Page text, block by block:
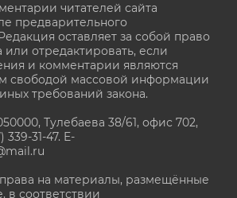
читателей сайта
предварительного
оставляет за собой право
или отредактировать, если
и комментарии являются
свободой массовой информации
требований закона.
Тулебаева 38/61, офис 702,
339-31-47. E-
на материалы, размещённые
в соответствии